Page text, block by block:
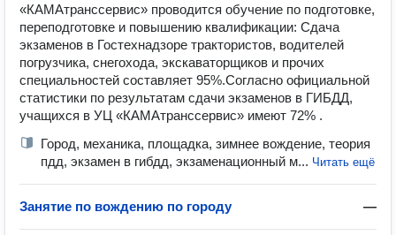
«КАМАтранссервис» проводится обучение по подготовке,
переподготовке и повышению квалификации: Сдача
экзаменов в Гостехнадзоре трактористов, водителей
погрузчика, снегохода, экскаваторщиков и прочих
специальностей составляет 95%.Согласно официальной
статистики по результатам сдачи экзаменов в ГИБДД,
учащихся в УЦ «КАМАтранссервис» имеют 72% .
Город, механика, площадка, зимнее вождение, теория
пдд, экзамен в гибдд, экзаменационный м... Читать ещё
Занятие по вождению по городу —